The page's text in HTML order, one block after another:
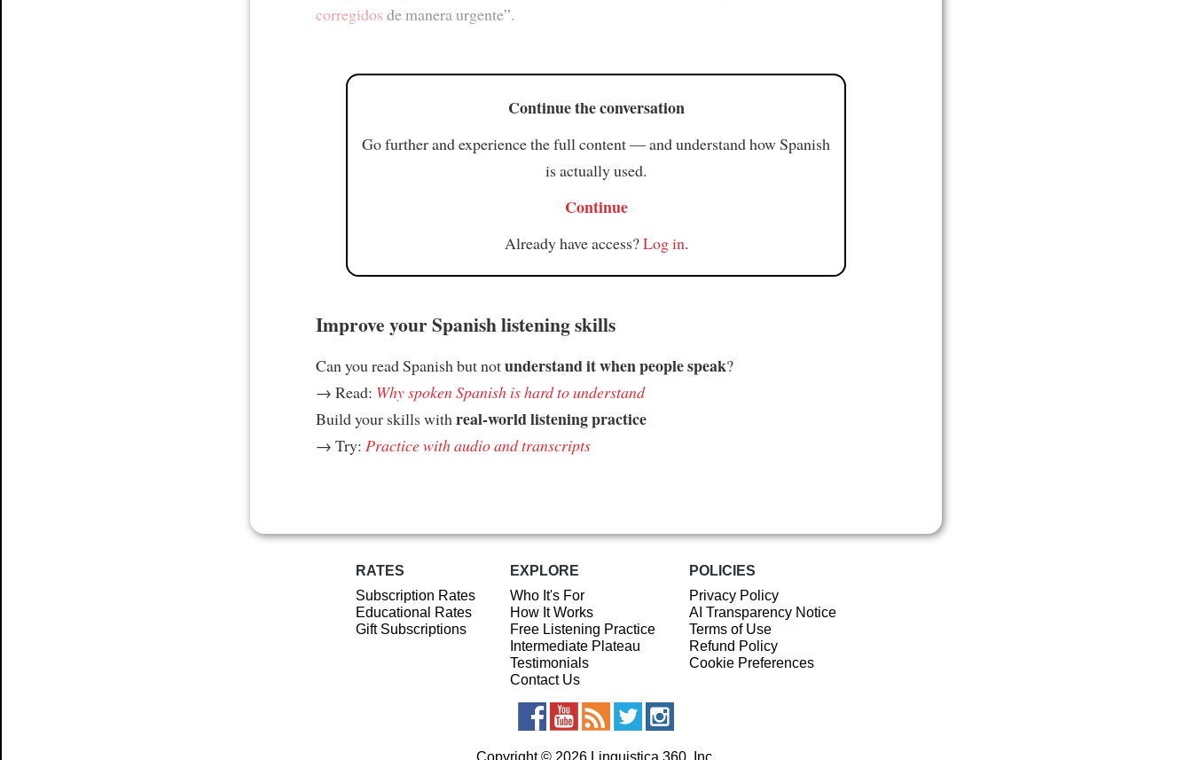
corregidos de manera urgente”.
Continue the conversation
Go further and experience the full content — and understand how Spanish
is actually used.
Continue
Already have access?Log in.
Improve your Spanish listening skills
Can you read Spanish but notunderstand it when people speak?
→ Read: Why spoken Spanish is hard to understand
Build your skills withreal-world listening practice
→ Try: Practice with audio and transcripts
RATES
Subscription Rates
Educational Rates
Gift Subscriptions
EXPLORE
Who It's For
How It Works
Free Listening Practice
Intermediate Plateau
Testimonials
Contact Us
POLICIES
Privacy Policy
AI Transparency Notice
Terms of Use
Refund Policy
Cookie Preferences